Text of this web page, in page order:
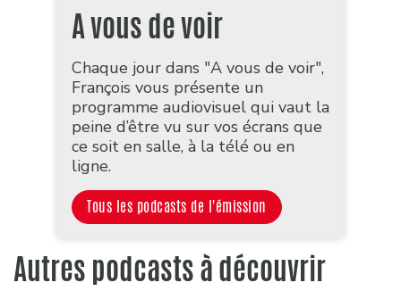
A vous de voir
Chaque jour dans "A vous de voir",
François vous présente un
programme audiovisuel qui vaut la
peine d’être vu sur vos écrans que
ce soit en salle, à la télé ou en
ligne.
Tous les podcasts de l'émission
Autres podcasts à découvrir